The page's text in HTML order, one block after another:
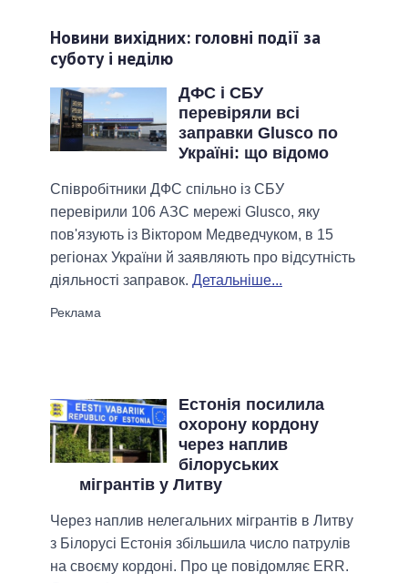
Новини вихідних: головні події за
суботу і неділю
ДФС і СБУ
перевіряли всі
заправки Glusco по
Україні: що відомо
Співробітники ДФС спільно із СБУ
перевірили 106 АЗС мережі Glusco, яку
пов'язують із Віктором Медведчуком, в 15
регіонах України й заявляють про відсутність
діяльності заправок. Детальніше...
Естонія посилила
охорону кордону
через наплив
білоруських
мігрантів у Литву
Через наплив нелегальних мігрантів в Литву
з Білорусі Естонія збільшила число патрулів
на своєму кордоні. Про це повідомляє ERR.